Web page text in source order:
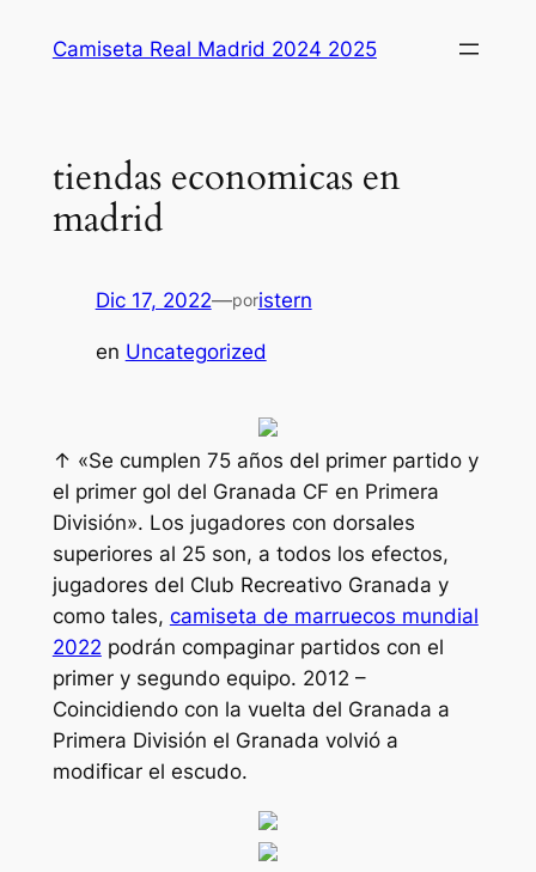
Camiseta Real Madrid 2024 2025
tiendas economicas en
madrid
Dic 17, 2022—poristern
en Uncategorized
↑ «Se cumplen 75 años del primer partido y
el primer gol del Granada CF en Primera
División». Los jugadores con dorsales
superiores al 25 son, a todos los efectos,
jugadores del Club Recreativo Granada y
como tales, camiseta de marruecos mundial
2022 podrán compaginar partidos con el
primer y segundo equipo. 2012 –
Coincidiendo con la vuelta del Granada a
Primera División el Granada volvió a
modificar el escudo.